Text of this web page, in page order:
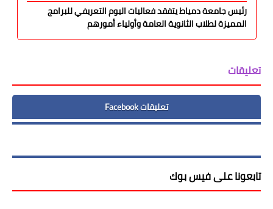
رئيس جامعة دمياط يتفقد فعاليات اليوم التعريفي للبرامج
المميزة لطلاب الثانوية العامة وأولياء أمورهم
تعليقات
تعليقات Facebook
تابعونا على فيس بوك